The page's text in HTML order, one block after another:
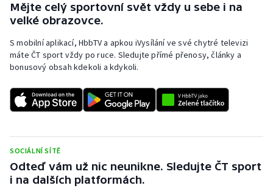
Mějte celý sportovní svět vždy u sebe i na
velké obrazovce.
S mobilní aplikací, HbbTV a apkou iVysílání ve své chytré televizi
máte ČT sport vždy po ruce. Sledujte přímé přenosy, články a
bonusový obsah kdekoli a kdykoli.
SOCIÁLNÍ SÍTĚ
Odteď vám už nic neunikne. Sledujte ČT sport
i na dalších platformách.